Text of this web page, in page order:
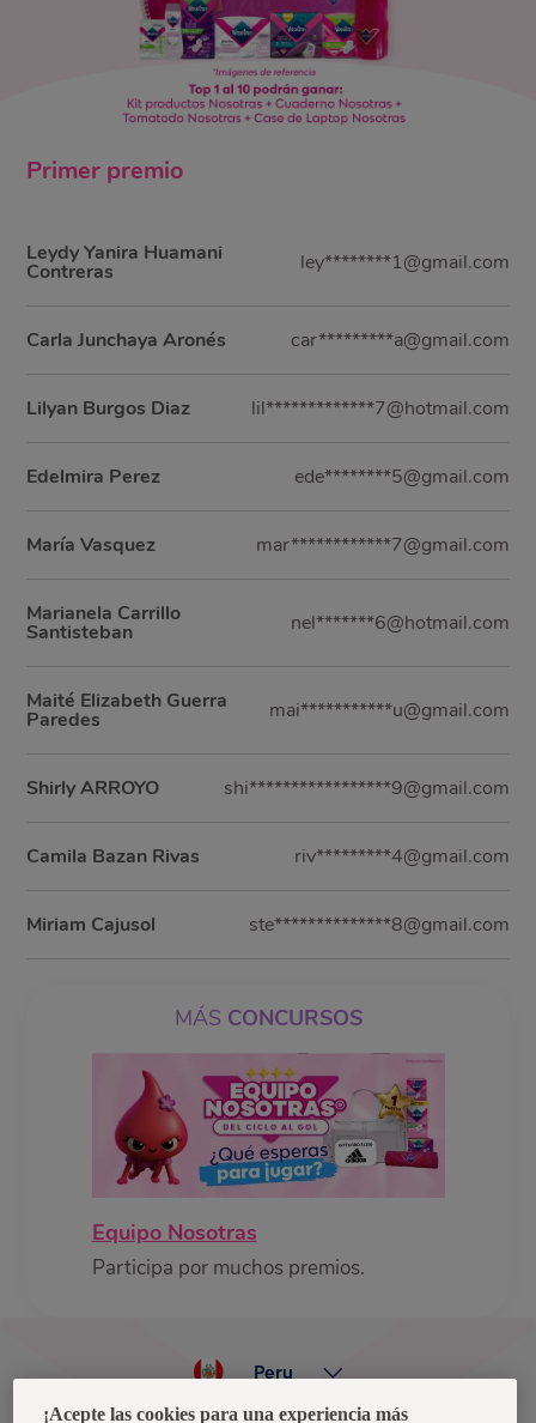
MÁS CONCURSOS
Equipo Nosotras
Participa por muchos premios.
Primer premio
Leydy Yanira Huamani
Contreras ley********1@gmail.com
Carla Junchaya Aronés car*********a@gmail.com
Lilyan Burgos Diaz lil*************7@hotmail.com
Edelmira Perez ede********5@gmail.com
María Vasquez mar************7@gmail.com
Marianela Carrillo
Santisteban nel*******6@hotmail.com
Maité Elizabeth Guerra
Paredes mai***********u@gmail.com
Shirly ARROYO shi*****************9@gmail.com
Camila Bazan Rivas riv*********4@gmail.com
Miriam Cajusol ste**************8@gmail.com
Peru
¡Acepte las cookies para una experiencia más